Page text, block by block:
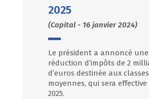
2025
(Capital - 16 janvier 2024)
Le président a annoncé une
réduction d’impôts de 2
d’euros destinée aux classes
moyennes, qui sera effective
2025.